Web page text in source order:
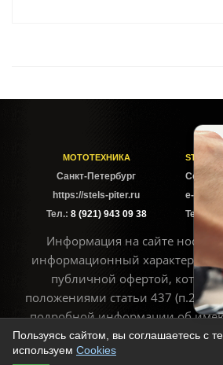
МОТОТЕХНИКА
Cанкт-Петербург
https://stels-piter.ru
Тел.: 8 (921) 943 09 38
STELS-
e-mail:
Тел.:
8
Информация на сайте носит
информационный характер и не
публичной офертой, которая
положениями статьи 437 (п.2) ГК
подробной информации об
ценах воспользуйтесь
Пользуясь сайтом, вы соглашаетесь с
используем Cookies